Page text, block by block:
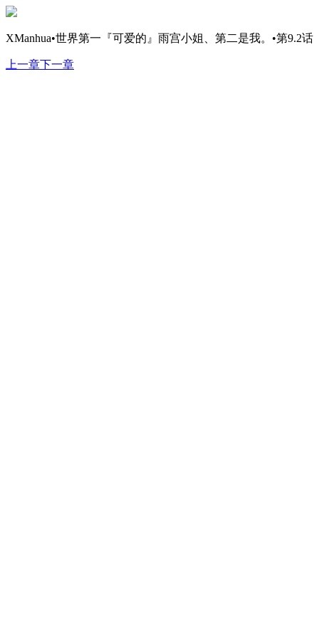
XManhua•世界第一『可爱的』雨宫小姐、第二是我。•第9.2话
上一章下一章